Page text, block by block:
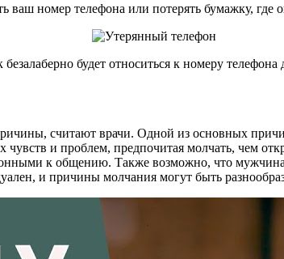
ваш номер телефона или потерять бумажку, где
будет относиться к номеру
считают врачи. Одной из основных
и проблем, предпочитая молчать, чем
к общению. Также возможно, что
и причины молчания могут быть